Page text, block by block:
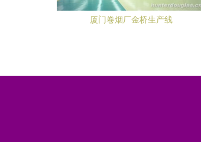
厦门卷烟厂金桥生产线